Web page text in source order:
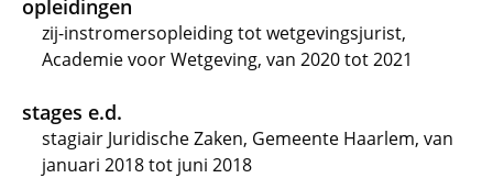
opleidingen
zij-instromersopleiding tot wetgevingsjurist,
Academie voor Wetgeving, van 2020 tot 2021
stages e.d.
stagiair Juridische Zaken, Gemeente Haarlem, van
januari 2018 tot juni 2018